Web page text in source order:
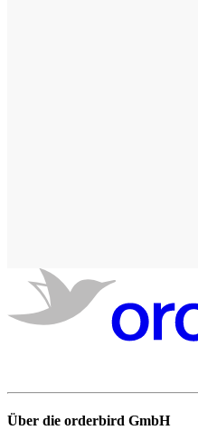
Über die orderbird GmbH